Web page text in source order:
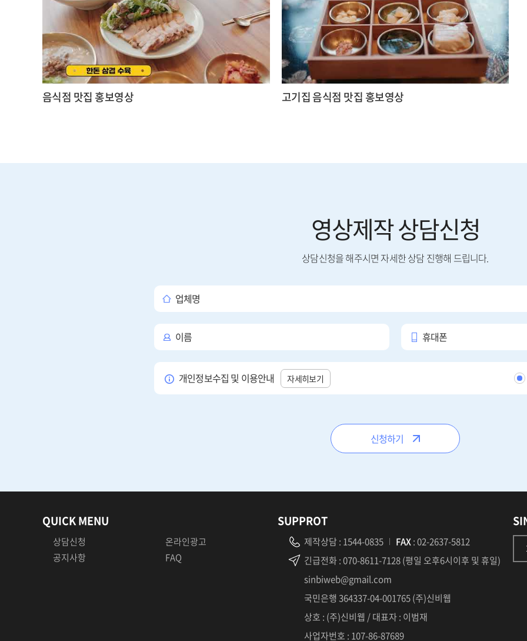
음식점 맛집 홍보영상 고기집 음식점 맛집 홍보영상
영상제작 상담신청
상담신청을 해주시면 자세한 상담 진행해 드립니다.
업체명
이름 휴대폰
개인정보수집 및 이용안내 자세히보기
신청하기
QUICK MENU
상담신청
온라인광고
공지사항
FAQ
SUPPROT
제작상담: 1544-0835 FAX: 02-2637-5812
긴급전화 : 070-8611-7128 (평일 오후6시이후 및 휴일)
sinbiweb@gmail.com
국민은행 364337-04-001765 (주)신비웹
상호 : (주)신비웹 / 대표자 : 이범재
사업자번호 : 107-86-87689